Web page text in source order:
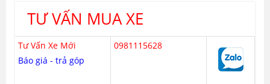
TƯ VẤN MUA XE
Tư Vấn Xe Mới
Báo giá - trả góp
0981115628